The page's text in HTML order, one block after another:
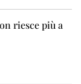
riesce più a